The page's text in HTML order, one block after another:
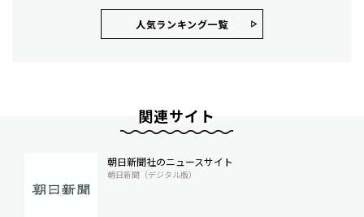
人気ランキング⼀覧
関連サイト
朝日新聞社のニュースサイト
朝日新聞（デジタル版）